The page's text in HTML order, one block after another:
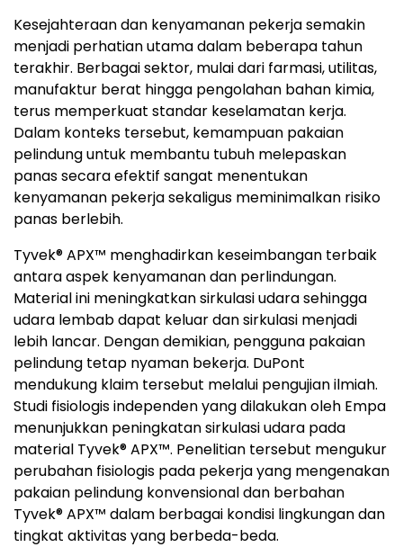
Kesejahteraan dan kenyamanan pekerja semakin
menjadi perhatian utama dalam beberapa tahun
terakhir. Berbagai sektor, mulai dari farmasi, utilitas,
manufaktur berat hingga pengolahan bahan kimia,
terus memperkuat standar keselamatan kerja.
Dalam konteks tersebut, kemampuan pakaian
pelindung untuk membantu tubuh melepaskan
panas secara efektif sangat menentukan
kenyamanan pekerja sekaligus meminimalkan risiko
panas berlebih.
Tyvek® APX™ menghadirkan keseimbangan terbaik
antara aspek kenyamanan dan perlindungan.
Material ini meningkatkan sirkulasi udara sehingga
udara lembab dapat keluar dan sirkulasi menjadi
lebih lancar. Dengan demikian, pengguna pakaian
pelindung tetap nyaman bekerja. DuPont
mendukung klaim tersebut melalui pengujian ilmiah.
Studi fisiologis independen yang dilakukan oleh Empa
menunjukkan peningkatan sirkulasi udara pada
material Tyvek® APX™. Penelitian tersebut mengukur
perubahan fisiologis pada pekerja yang mengenakan
pakaian pelindung konvensional dan berbahan
Tyvek® APX™ dalam berbagai kondisi lingkungan dan
tingkat aktivitas yang berbeda-beda.